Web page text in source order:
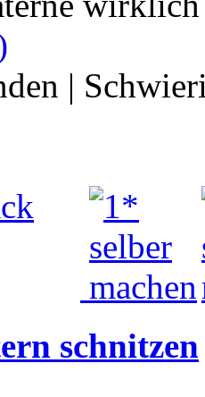
|
schnitzen